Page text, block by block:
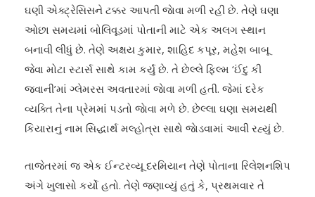
ઘણી એક્ટ્રેસિસને ટક્કર આપતી જાેવા મળી રહી છે. તેણે ઘણા
ઓછા સમયમાં બોલિવૂડમાં પોતાની માટે એક અલગ સ્થાન
બનાવી લીધું છે. તેણે અક્ષય કુમાર, શાહિદ કપૂર, મહેશ બાબૂ
જેવા મોટા સ્ટાર્સ સાથે કામ કર્યું છે. તે છેલ્લે ફિલ્મ ‘ઈંદુ કી
જવાની’માં ગ્લેમરસ અવતારમાં જાેવા મળી હતી. જેમાં દરેક
વ્યક્તિ તેના પ્રેમમાં પડતો જાેવા મળે છે. છેલ્લા ઘણા સમયથી
કિયારાનું નામ સિદ્ધાર્થ મલ્હોત્રા સાથે જાેડવામાં આવી રહ્યું છે.
તાજેતરમાં જ એક ઈન્ટરવ્યૂ દરમિયાન તેણે પોતાના રિલેશનશિપ
અંગે ખુલાસો કર્યો હતો. તેણે જણાવ્યું હતું કે, પ્રથમવાર તે